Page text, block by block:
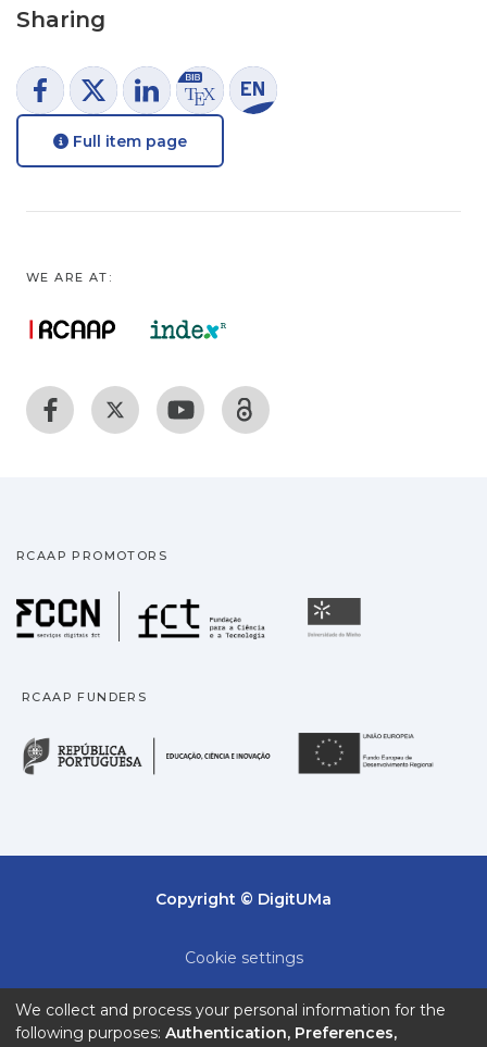
Sharing
Full item page
WE ARE AT:
RCAAP PROMOTORS
Fundação para a
RCAAP FUNDERS
República Portuguesa
Copyright © DigitUMa
Cookie settings
End User Agreement
We collect and process your personal information for the
following purposes: Authentication, Preferences,